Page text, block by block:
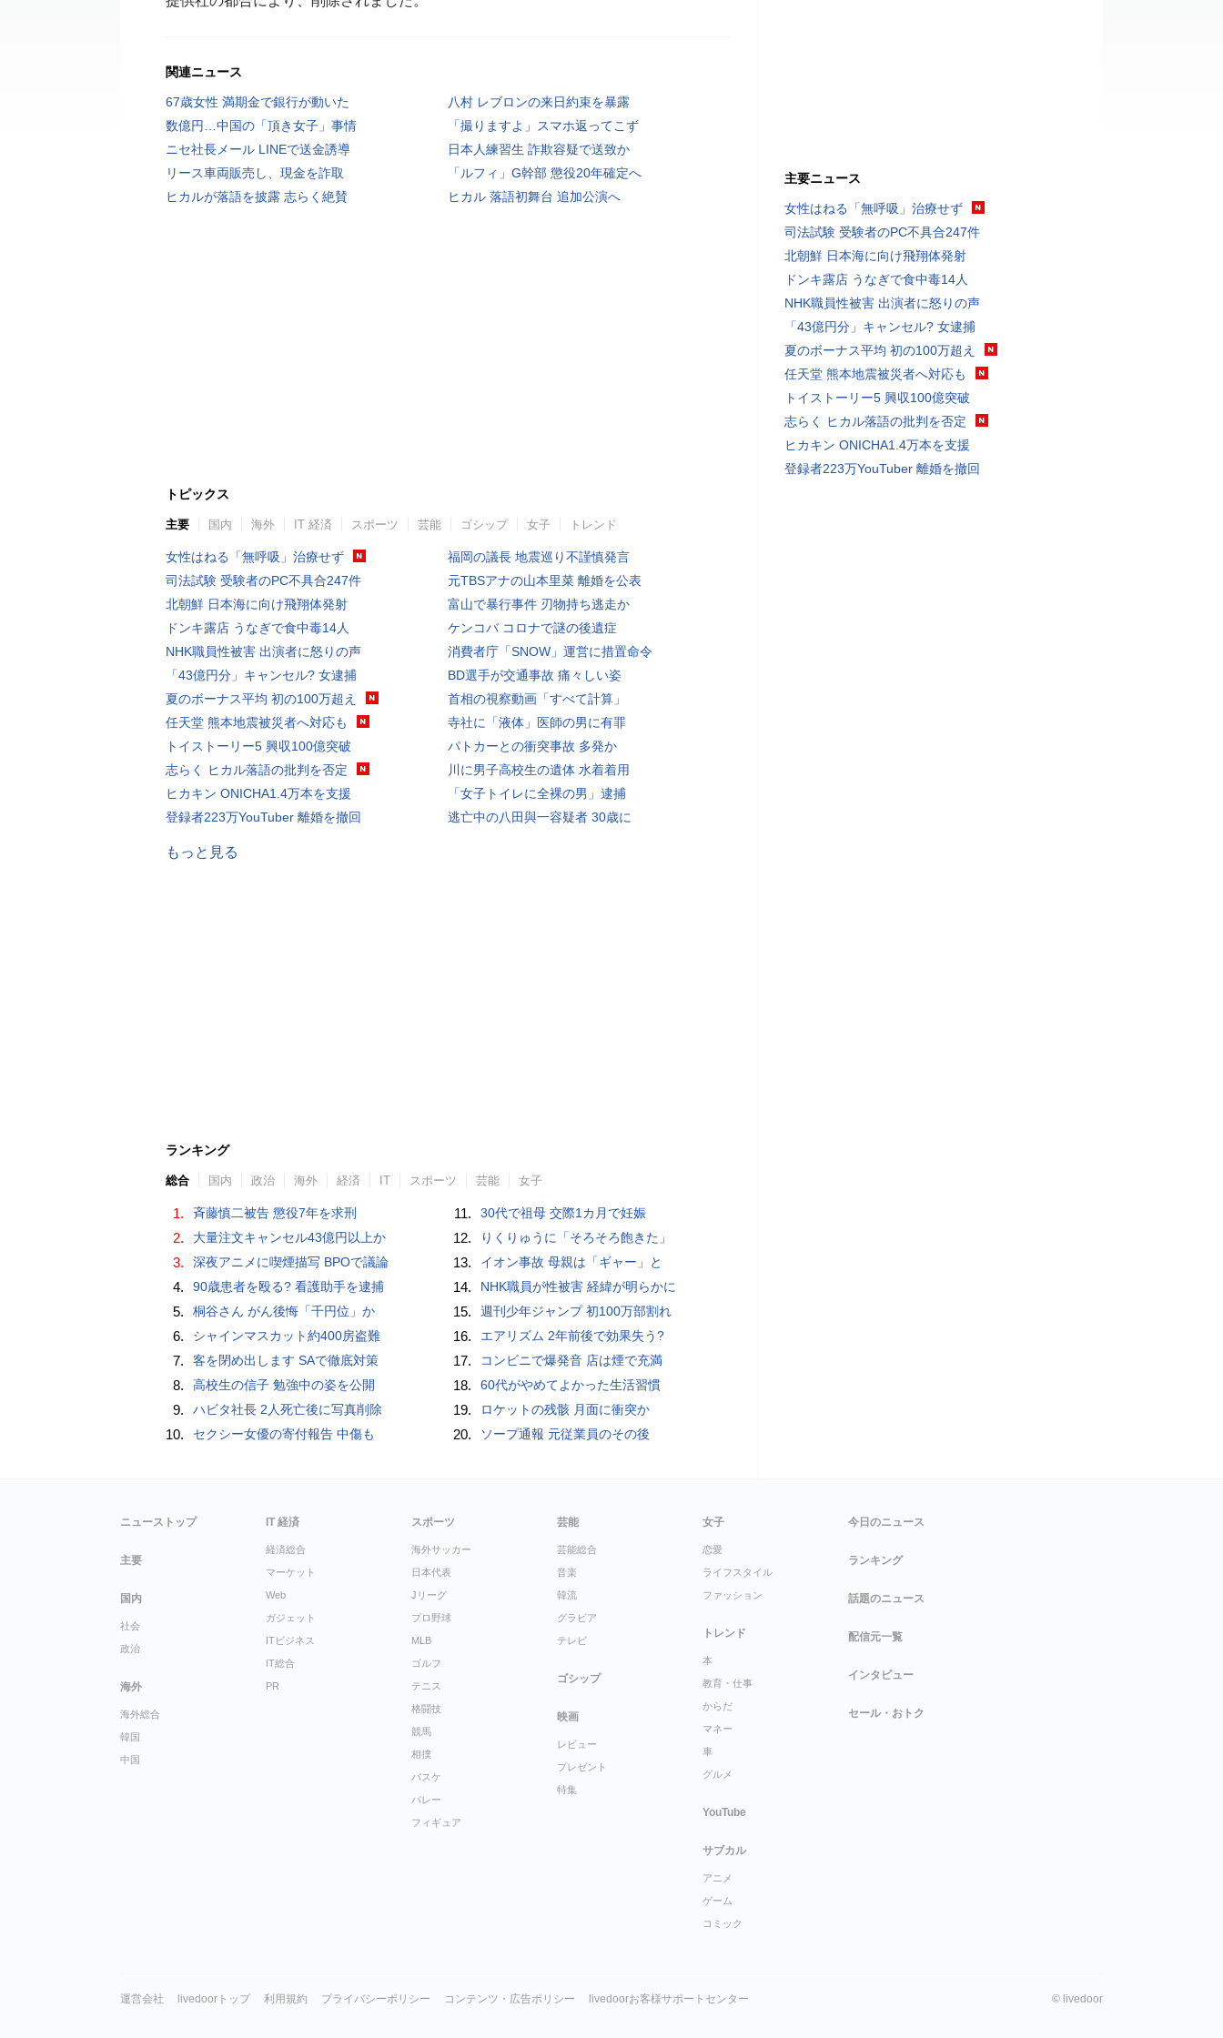
関連ニュース
67歳女性 満期金で銀行が動いた
八村 レブロンの来日約束を暴露
数億円…中国の「頂き女子」事情
「撮りますよ」スマホ返ってこず
ニセ社長メール LINEで送金誘導
日本人練習生 詐欺容疑で送致か
リース車両販売し、現金を詐取
「ルフィ」G幹部 懲役20年確定へ
ヒカルが落語を披露 志らく絶賛
ヒカル 落語初舞台 追加公演へ
トピックス
主要 国内 海外 IT 経済 スポーツ 芸能 ゴシップ 女子 トレンド
女性はねる「無呼吸」治療せず
司法試験 受験者のPC不具合247件
北朝鮮 日本海に向け飛翔体発射
ドンキ露店 うなぎで食中毒14人
NHK職員性被害 出演者に怒りの声
「43億円分」キャンセル? 女逮捕
夏のボーナス平均 初の100万超え
任天堂 熊本地震被災者へ対応も
トイストーリー5 興収100億突破
志らく ヒカル落語の批判を否定
ヒカキン ONICHA1.4万本を支援
登録者223万YouTuber 離婚を撤回
福岡の議長 地震巡り不謹慎発言
元TBSアナの山本里菜 離婚を公表
富山で暴行事件 刃物持ち逃走か
ケンコバ コロナで謎の後遺症
消費者庁「SNOW」運営に措置命令
BD選手が交通事故 痛々しい姿
首相の視察動画「すべて計算」
寺社に「液体」医師の男に有罪
パトカーとの衝突事故 多発か
川に男子高校生の遺体 水着着用
「女子トイレに全裸の男」逮捕
逃亡中の八田與一容疑者 30歳に
もっと見る
ランキング
総合 国内 政治 海外 経済 IT スポーツ 芸能 女子
1. 斉藤慎二被告 懲役7年を求刑
2. 大量注文キャンセル43億円以上か
3. 深夜アニメに喫煙描写 BPOで議論
4. 90歳患者を殴る? 看護助手を逮捕
5. 桐谷さん がん後悔「千円位」か
6. シャインマスカット約400房盗難
7. 客を閉め出します SAで徹底対策
8. 高校生の信子 勉強中の姿を公開
9. ハビタ社長 2人死亡後に写真削除
10. セクシー女優の寄付報告 中傷も
11. 30代で祖母 交際1カ月で妊娠
12. りくりゅうに「そろそろ飽きた」
13. イオン事故 母親は「ギャー」と
14. NHK職員が性被害 経緯が明らかに
15. 週刊少年ジャンプ 初100万部割れ
16. エアリズム 2年前後で効果失う?
17. コンビニで爆発音 店は煙で充満
18. 60代がやめてよかった生活習慣
19. ロケットの残骸 月面に衝突か
20. ソープ通報 元従業員のその後
主要ニュース
女性はねる「無呼吸」治療せず
司法試験 受験者のPC不具合247件
北朝鮮 日本海に向け飛翔体発射
ドンキ露店 うなぎで食中毒14人
NHK職員性被害 出演者に怒りの声
「43億円分」キャンセル? 女逮捕
夏のボーナス平均 初の100万超え
任天堂 熊本地震被災者へ対応も
トイストーリー5 興収100億突破
志らく ヒカル落語の批判を否定
ヒカキン ONICHA1.4万本を支援
登録者223万YouTuber 離婚を撤回
ニューストップ
主要
国内
社会
政治
海外
海外総合
韓国
中国
IT 経済
経済総合
マーケット
Web
ガジェット
ITビジネス
IT総合
PR
スポーツ
海外サッカー
日本代表
Jリーグ
プロ野球
MLB
ゴルフ
テニス
格闘技
競馬
相撲
バスケ
バレー
フィギュア
芸能
芸能総合
音楽
韓流
グラビア
テレビ
ゴシップ
映画
レビュー
プレゼント
特集
女子
恋愛
ライフスタイル
ファッション
トレンド
本
教育・仕事
からだ
マネー
車
グルメ
YouTube
サブカル
アニメ
ゲーム
コミック
今日のニュース
ランキング
話題のニュース
配信元一覧
インタビュー
セール・おトク
運営会社 livedoorトップ 利用規約 プライバシーポリシー コンテンツ・広告ポリシー livedoorお客様サポートセンター © livedoor